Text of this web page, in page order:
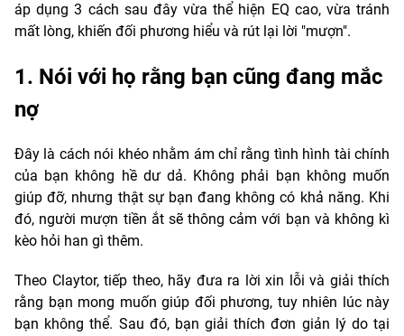
áp dụng 3 cách sau đây vừa thể hiện EQ cao, vừa tránh
mất lòng, khiến đối phương hiểu và rút lại lời "mượn".
1. Nói với họ rằng bạn cũng đang mắc
nợ
Đây là cách nói khéo nhằm ám chỉ rằng tình hình tài chính
của bạn không hề dư dả. Không phải bạn không muốn
giúp đỡ, nhưng thật sự bạn đang không có khả năng. Khi
đó, người mượn tiền ắt sẽ thông cảm với bạn và không kì
kèo hỏi han gì thêm.
Theo Claytor, tiếp theo, hãy đưa ra lời xin lỗi và giải thích
rằng bạn mong muốn giúp đối phương, tuy nhiên lúc này
bạn không thể. Sau đó, bạn giải thích đơn giản lý do tại